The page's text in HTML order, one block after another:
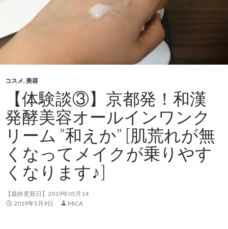
コスメ, 美容
【体験談③】京都発！和漢
発酵美容オールインワンク
リーム ”和えか” [肌荒れが無
くなってメイクが乗りやす
くなります♪]
【最終更新日】2019年05月14
2019年5月9日
MICA